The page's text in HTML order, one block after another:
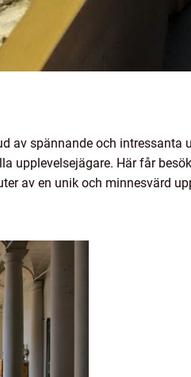
av spännande och intressanta
upplevelsejägare. Här får
av en unik och minnesvärd